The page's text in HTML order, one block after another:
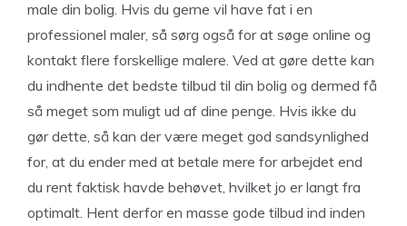
male din bolig. Hvis du gerne vil have fat i en
professionel maler, så sørg også for at søge online og
kontakt flere forskellige malere. Ved at gøre dette kan
du indhente det bedste tilbud til din bolig og dermed få
så meget som muligt ud af dine penge. Hvis ikke du
gør dette, så kan der være meget god sandsynlighed
for, at du ender med at betale mere for arbejdet end
du rent faktisk havde behøvet, hvilket jo er langt fra
optimalt. Hent derfor en masse gode tilbud ind inden